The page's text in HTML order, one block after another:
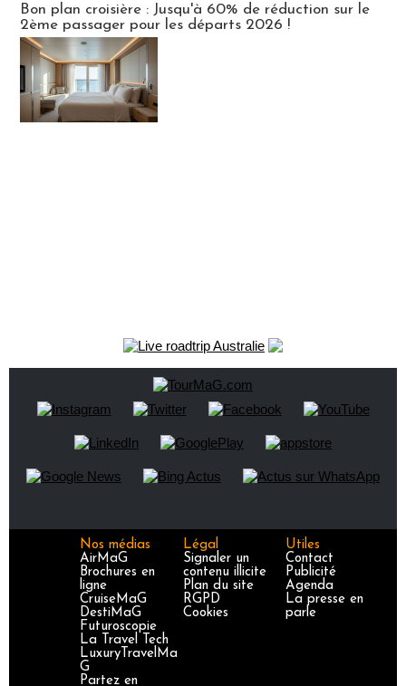
Bon plan croisière : Jusqu'à 60% de réduction sur le
2ème passager pour les départs 2026 !
Nos médias
AirMaG
Brochures en
ligne
CruiseMaG
DestiMaG
Futuroscopie
La Travel Tech
LuxuryTravelMa
G
Partez en
Légal
Signaler un
contenu illicite
Plan du site
RGPD
Cookies
Utiles
Contact
Publicité
Agenda
La presse en
parle